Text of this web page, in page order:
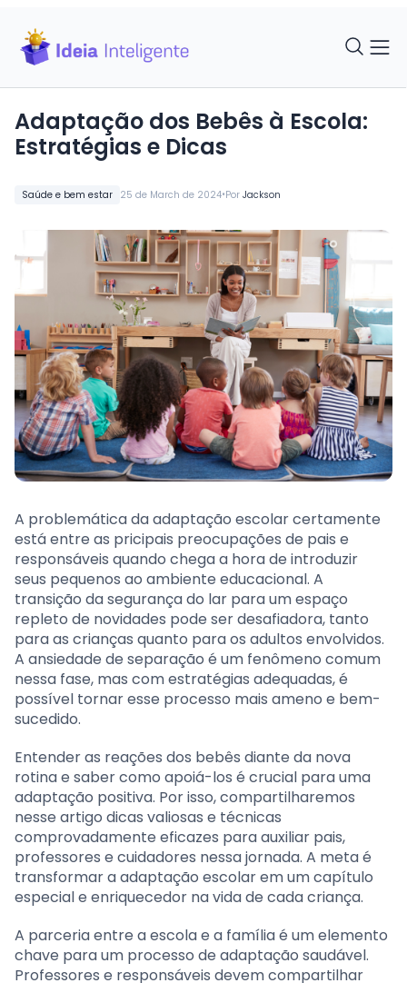
Saúde e bem estar 25 de March de 2024•Por Jackson
Adaptação dos Bebês à Escola:
Estratégias e Dicas
A problemática da adaptação escolar certamente
está entre as pricipais preocupações de pais e
responsáveis quando chega a hora de introduzir
seus pequenos ao ambiente educacional. A
transição da segurança do lar para um espaço
repleto de novidades pode ser desafiadora, tanto
para as crianças quanto para os adultos envolvidos.
A ansiedade de separação é um fenômeno comum
nessa fase, mas com estratégias adequadas, é
possível tornar esse processo mais ameno e bem-
sucedido.
Entender as reações dos bebês diante da nova
rotina e saber como apoiá-los é crucial para uma
adaptação positiva. Por isso, compartilharemos
nesse artigo dicas valiosas e técnicas
comprovadamente eficazes para auxiliar pais,
professores e cuidadores nessa jornada. A meta é
transformar a adaptação escolar em um capítulo
especial e enriquecedor na vida de cada criança.
A parceria entre a escola e a família é um elemento
chave para um processo de adaptação saudável.
Professores e responsáveis devem compartilhar